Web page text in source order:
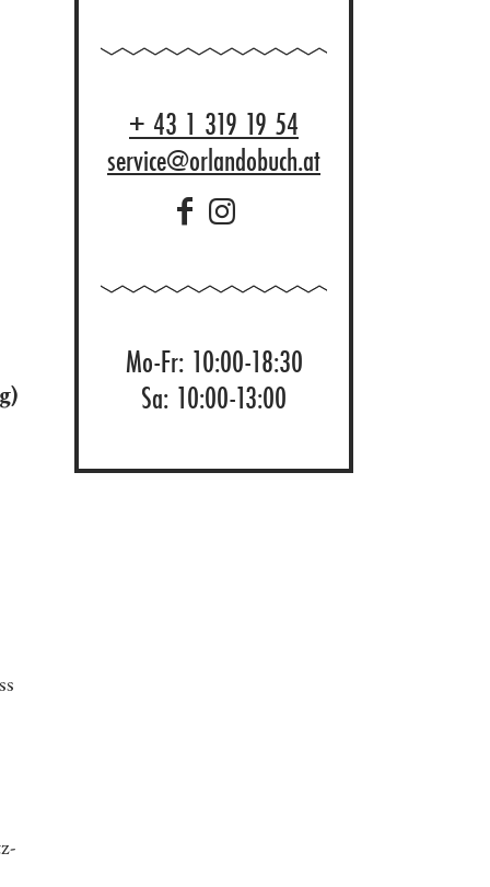
+ 43 1 319 19 54
service@orlandobuch.at
Mo-Fr: 10:00-18:30
Sa: 10:00-13:00